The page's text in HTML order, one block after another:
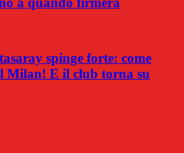
spinge forte: come
Milan! E il club torna su